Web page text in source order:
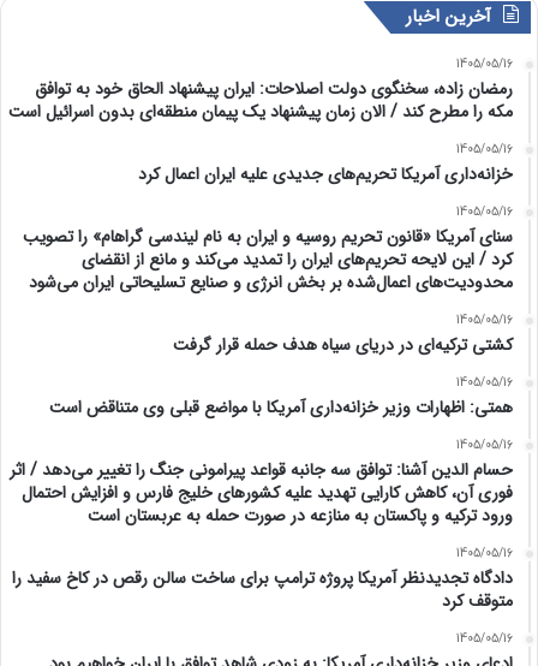
آخرین اخبار
1405/05/16
رمضان زاده، سخنگوی دولت اصلاحات: ایران پیشنهاد الحاق خود به توافق
مکه را مطرح کند / الان زمان پیشنهاد یک پیمان منطقه‌ای بدون اسرائیل است
1405/05/16
خزانه‌داری آمریکا تحریم‌های جدیدی علیه ایران اعمال کرد
1405/05/16
سنای آمریکا «قانون تحریم روسیه و ایران به نام لیندسی گراهام» را تصویب
کرد / این لایحه تحریم‌های ایران را تمدید می‌کند و مانع از انقضای
محدودیت‌های اعمال‌شده بر بخش انرژی و صنایع تسلیحاتی ایران می‌شود
1405/05/16
کشتی ترکیه‌ای در دریای سیاه هدف حمله قرار گرفت
1405/05/16
همتی: اظهارات وزیر خزانه‌داری آمریکا با مواضع قبلی وی متناقض است
1405/05/16
حسام الدین آشنا: توافق سه جانبه قواعد پیرامونی جنگ را تغییر می‌دهد / اثر
فوری آن، کاهش کارایی تهدید علیه کشور‌های خلیج فارس و افزایش احتمال
ورود ترکیه و پاکستان به منازعه در صورت حمله به عربستان است
1405/05/16
دادگاه تجدیدنظر آمریکا پروژه ترامپ برای ساخت سالن رقص در کاخ سفید را
متوقف کرد
1405/05/16